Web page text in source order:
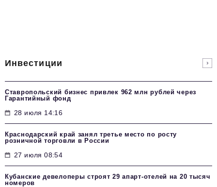
Инвестиции
Ставропольский бизнес привлек 962 млн рублей через
Гарантийный фонд
28 июля 14:16
Краснодарский край занял третье место по росту
розничной торговли в России
27 июля 08:54
Кубанские девелоперы строят 29 апарт-отелей на 20 тысяч
номеров